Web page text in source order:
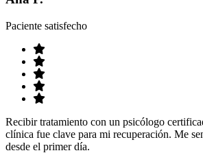
Paciente satisfecho
Recibir tratamiento con un psicólogo
clínica fue clave para mi recuperación. Me
desde el primer día.